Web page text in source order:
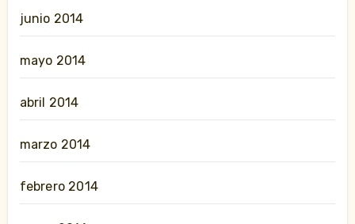
junio 2014
mayo 2014
abril 2014
marzo 2014
febrero 2014